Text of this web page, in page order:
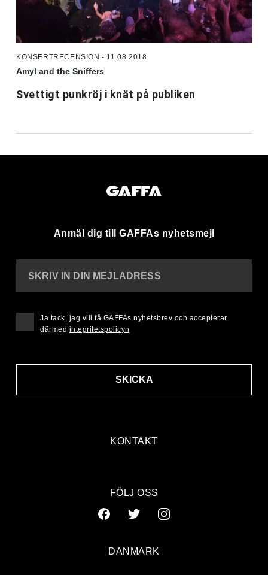
KONSERTRECENSION - 11.08.2018
Amyl and the Sniffers
Svettigt punkröj i knät på publiken
Anmäl dig till GAFFAs nyhetsmejl
KONTAKT
SKRIV IN DIN MEJLADRESS
SKICKA
Ja tack, jag vill få GAFFAs nyhetsbrev och accepterar
därmed integritetspolicyn
FÖLJ OSS
DANMARK